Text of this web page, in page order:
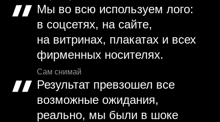
Мы во всю используем лого:
в соцсетях, на сайте,
на витринах, плакатах и всех
фирменных носителях.
Сам снимай
Результат превзошел все
возможные ожидания,
реально, мы были в шоке